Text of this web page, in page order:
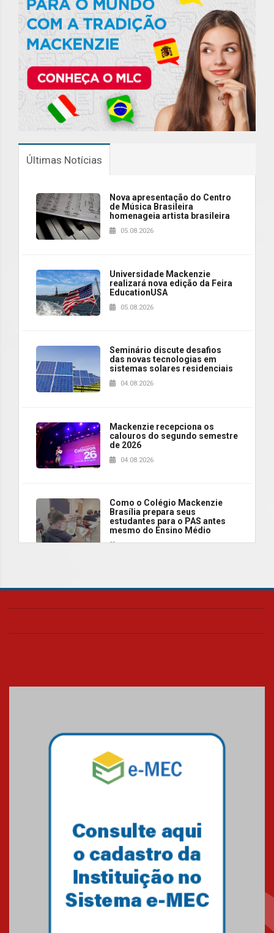
Últimas Notícias
Nova apresentação do Centro
de Música Brasileira
homenageia artista brasileira
05.08.2026
Universidade Mackenzie
realizará nova edição da Feira
EducationUSA
05.08.2026
Seminário discute desafios
das novas tecnologias em
sistemas solares residenciais
04.08.2026
Mackenzie recepciona os
calouros do segundo semestre
de 2026
04.08.2026
Como o Colégio Mackenzie
Brasília prepara seus
estudantes para o PAS antes
mesmo do Ensino Médio
Como os pais podem investir
escola
Professora do Mackenzie é
finalista do Prêmio Jabuti com
obra sobre ética e arquitetura
contemporânea
Semana Internacional
Mackenzie promove parcerias
internacionais
03.08.2026